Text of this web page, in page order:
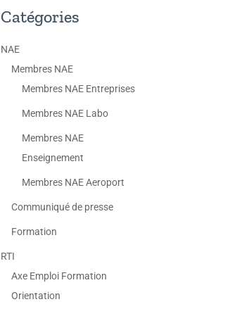
Catégories
NAE
Membres NAE
Membres NAE Entreprises
Membres NAE Labo
Membres NAE
Enseignement
Membres NAE Aeroport
Communiqué de presse
Formation
RTI
Axe Emploi Formation
Orientation